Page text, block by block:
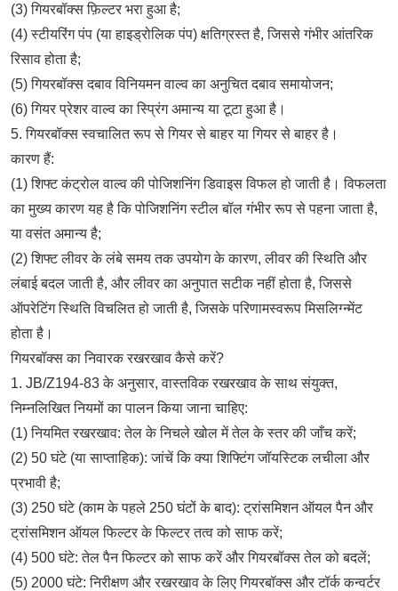
(3) गियरबॉक्स फ़िल्टर भरा हुआ है;
(4) स्टीयरिंग पंप (या हाइड्रोलिक पंप) क्षतिग्रस्त है, जिससे गंभीर आंतरिक
रिसाव होता है;
(5) गियरबॉक्स दबाव विनियमन वाल्व का अनुचित दबाव समायोजन;
(6) गियर प्रेशर वाल्व का स्प्रिंग अमान्य या टूटा हुआ है।
5. गियरबॉक्स स्वचालित रूप से गियर से बाहर या गियर से बाहर है।
कारण हैं:
(1) शिफ्ट कंट्रोल वाल्व की पोजिशनिंग डिवाइस विफल हो जाती है। विफलता
का मुख्य कारण यह है कि पोजिशनिंग स्टील बॉल गंभीर रूप से पहना जाता है,
या वसंत अमान्य है;
(2) शिफ्ट लीवर के लंबे समय तक उपयोग के कारण, लीवर की स्थिति और
लंबाई बदल जाती है, और लीवर का अनुपात सटीक नहीं होता है, जिससे
ऑपरेटिंग स्थिति विचलित हो जाती है, जिसके परिणामस्वरूप मिसलिग्न्मेंट
होता है।
गियरबॉक्स का निवारक रखरखाव कैसे करें?
1. JB/Z194-83 के अनुसार, वास्तविक रखरखाव के साथ संयुक्त,
निम्नलिखित नियमों का पालन किया जाना चाहिए:
(1) नियमित रखरखाव: तेल के निचले खोल में तेल के स्तर की जाँच करें;
(2) 50 घंटे (या साप्ताहिक): जांचें कि क्या शिफ्टिंग जॉयस्टिक लचीला और
प्रभावी है;
(3) 250 घंटे (काम के पहले 250 घंटों के बाद): ट्रांसमिशन ऑयल पैन और
ट्रांसमिशन ऑयल फिल्टर के फिल्टर तत्व को साफ करें;
(4) 500 घंटे: तेल पैन फिल्टर को साफ करें और गियरबॉक्स तेल को बदलें;
(5) 2000 घंटे: निरीक्षण और रखरखाव के लिए गियरबॉक्स और टॉर्क कन्वर्टर